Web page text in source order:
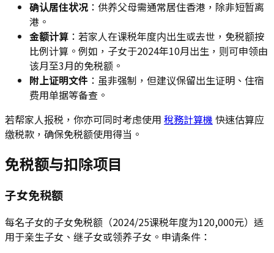
确认居住状况 ：供养父母需通常居住香港，除非短暂离
港。
金额计算 ：若家人在课税年度内出生或去世，免税额按
比例计算。例如，子女于2024年10月出生，则可申领由
该月至3月的免税额。
附上证明文件 ：虽非强制，但建议保留出生证明、住宿
费用单据等备查。
若帮家人报税，你亦可同时考虑使用 稅務計算機 快速估算应
缴税款，确保免税额使用得当。
免税额与扣除项目
子女免税额
每名子女的子女免税额（2024/25课税年度为120,000元）适
用于亲生子女、继子女或领养子女。申请条件：